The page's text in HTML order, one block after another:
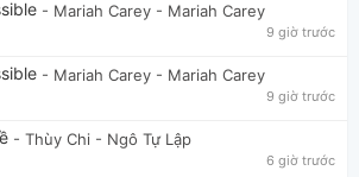
- Mariah Carey - Mariah Carey
9 giờ trước
- Mariah Carey - Mariah Carey
9 giờ trước
- Thùy Chi - Ngô Tự Lập
6 giờ trước